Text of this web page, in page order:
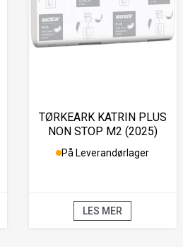
TØRKEARK KATRIN PLUS
NON STOP M2 (2025)
På Leverandørlager
LES MER